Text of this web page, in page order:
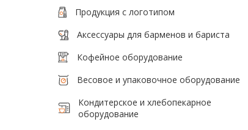
Кофейное оборудование
Весовое и упаковочное оборудование
Кондитерское и хлебопекарное
оборудование
Продукция с логотипом
Аксессуары для барменов и бариста
Кофейное оборудование
Весовое и упаковочное оборудование
Кондитерское и хлебопекарное
оборудование